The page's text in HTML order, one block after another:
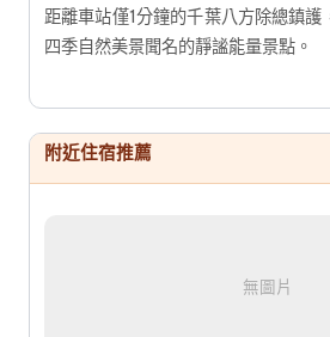
距離車站僅1分鐘的千葉八方除總鎮
四季自然美景聞名的靜謐能量景點。
附近住宿推薦
無圖片